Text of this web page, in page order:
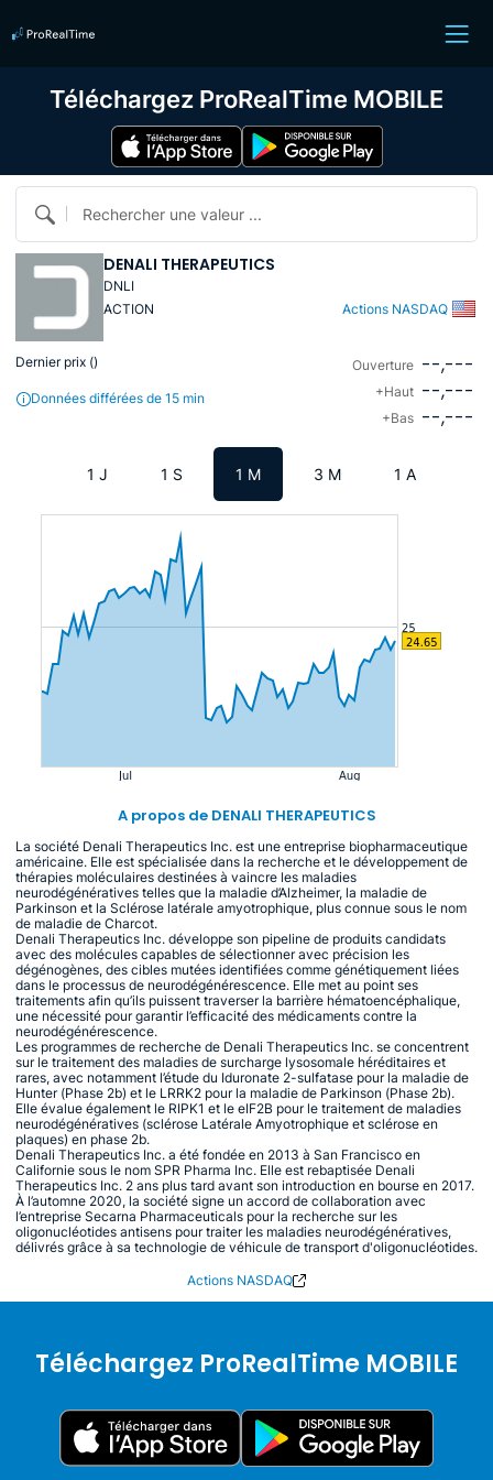
Rechercher une valeur ...
DENALI THERAPEUTICS
DNLI
ACTION
Actions NASDAQ
Dernier prix ()
Données différées de 15 min
Ouverture --,---
+Haut --,---
+Bas --,---
1 J 1 S 1 M 3 M 1 A
A propos de DENALI THERAPEUTICS
La société Denali Therapeutics Inc. est une entreprise biopharmaceutique
américaine. Elle est spécialisée dans la recherche et le développement de
thérapies moléculaires destinées à vaincre les maladies
neurodégénératives telles que la maladie d’Alzheimer, la maladie de
Parkinson et la Sclérose latérale amyotrophique, plus connue sous le nom
de maladie de Charcot.
Denali Therapeutics Inc. développe son pipeline de produits candidats
avec des molécules capables de sélectionner avec précision les
dégénogènes, des cibles mutées identifiées comme génétiquement liées
dans le processus de neurodégénérescence. Elle met au point ses
traitements afin qu’ils puissent traverser la barrière hématoencéphalique,
une nécessité pour garantir l’efficacité des médicaments contre la
neurodégénérescence.
Les programmes de recherche de Denali Therapeutics Inc. se concentrent
sur le traitement des maladies de surcharge lysosomale héréditaires et
rares, avec notamment l’étude du Iduronate 2-sulfatase pour la maladie de
Hunter (Phase 2b) et le LRRK2 pour la maladie de Parkinson (Phase 2b).
Elle évalue également le RIPK1 et le eIF2B pour le traitement de maladies
neurodégénératives (sclérose Latérale Amyotrophique et sclérose en
plaques) en phase 2b.
Denali Therapeutics Inc. a été fondée en 2013 à San Francisco en
Californie sous le nom SPR Pharma Inc. Elle est rebaptisée Denali
Therapeutics Inc. 2 ans plus tard avant son introduction en bourse en 2017.
À l’automne 2020, la société signe un accord de collaboration avec
l’entreprise Secarna Pharmaceuticals pour la recherche sur les
oligonucléotides antisens pour traiter les maladies neurodégénératives,
délivrés grâce à sa technologie de véhicule de transport d'oligonucléotides.
Actions NASDAQ
Téléchargez ProRealTime MOBILE
Téléchargez ProRealTime MOBILE